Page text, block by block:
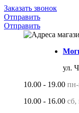
Заказать звонок
Отправить
Отправить
ул.
10.00 - 19.00
10.00 - 16.00 сб,